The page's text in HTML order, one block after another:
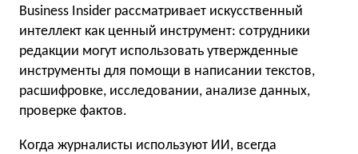
Business Insider рассматривает искусственный
интеллект как ценный инструмент: сотрудники
редакции могут использовать утвержденные
инструменты для помощи в написании текстов,
расшифровке, исследовании, анализе данных,
проверке фактов.
Когда журналисты используют ИИ, всегда